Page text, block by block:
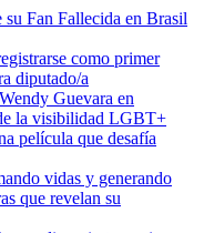
Fan Fallecida en Brasil
como primer
diputado/a
Guevara en
la visibilidad LGBT+
película que desafía
vidas y generando
que revelan su